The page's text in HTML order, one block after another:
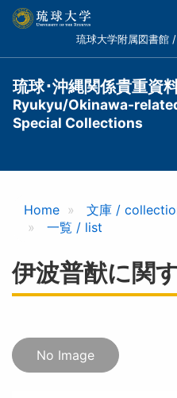
コ
琉球大学附属図書
琉球･沖縄関係貴重資
Ryukyu/Okinawa-
Special Collections
Home 文庫 /
一覧 / list
伊波普猷に関
No Image